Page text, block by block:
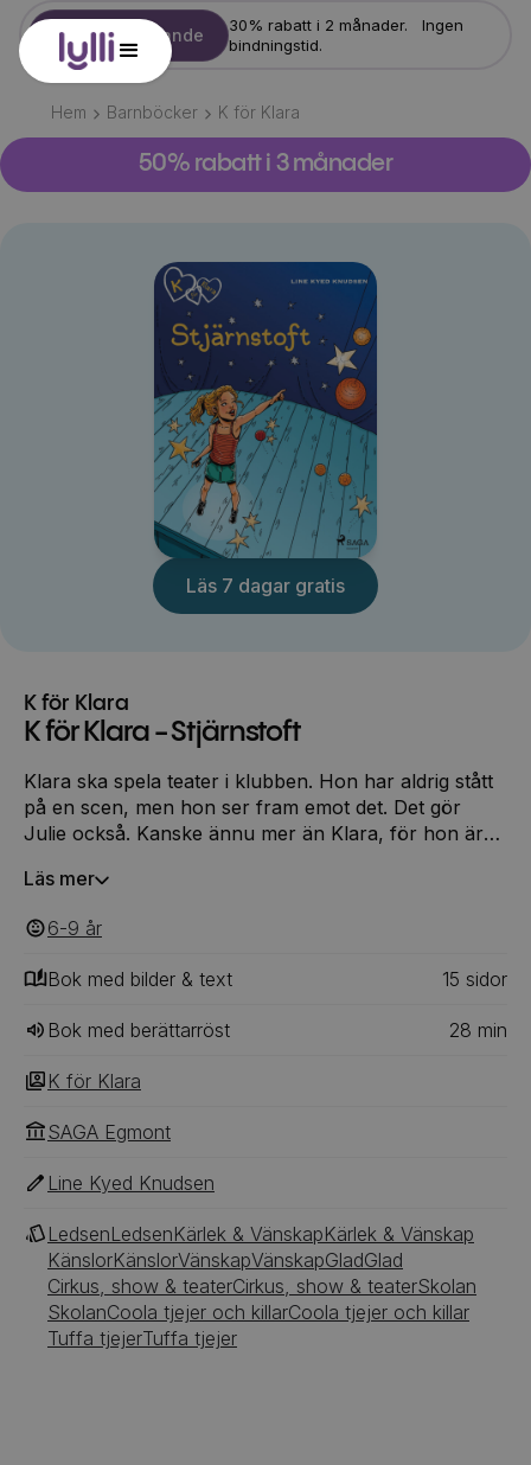
Starta erbjudande
30% rabatt i 2 månader. Ingen
bindningstid.
Hem Barnböcker K för Klara
50% rabatt i 3 månader
Läs 7 dagar gratis
K för Klara
K för Klara - Stjärnstoft
Klara ska spela teater i klubben. Hon har aldrig stått
på en scen, men hon ser fram emot det. Det gör
Julie också. Kanske ännu mer än Klara, för hon är
verkligen så gärna ha huvudrollen hon också ...
Läs mer
6-9 ‎‎ år
Bok med bilder & text 15 ‎‎ sidor
Bok med berättarröst 28 min
K för Klara
SAGA Egmont
Line Kyed Knudsen
LedsenLedsenKärlek & VänskapKärlek & Vänskap
KänslorKänslorVänskapVänskapGladGlad
Cirkus, show & teaterCirkus, show & teaterSkolan
SkolanCoola tjejer och killarCoola tjejer och killar
Tuffa tjejerTuffa tjejer